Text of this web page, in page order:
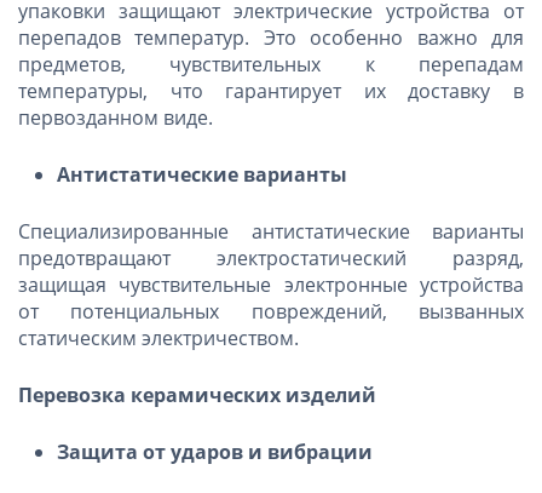
упаковки защищают электрические устройства от
перепадов температур. Это особенно важно для
предметов, чувствительных к перепадам
температуры, что гарантирует их доставку в
первозданном виде.
Антистатические варианты
Специализированные антистатические варианты
предотвращают электростатический разряд,
защищая чувствительные электронные устройства
от потенциальных повреждений, вызванных
статическим электричеством.
Перевозка керамических изделий
Защита от ударов и вибрации